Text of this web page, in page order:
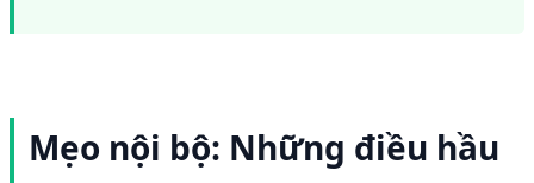
Mẹo nội bộ: Những điều hầu